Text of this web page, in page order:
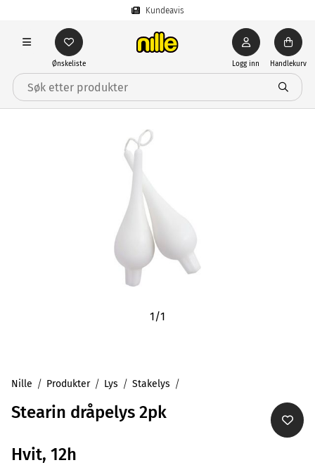
Kundeavis
Ønskeliste Logg inn Handlekurv
1/1
Nille Produkter Lys Stakelys
Stearin dråpelys 2pk
Hvit, 12h